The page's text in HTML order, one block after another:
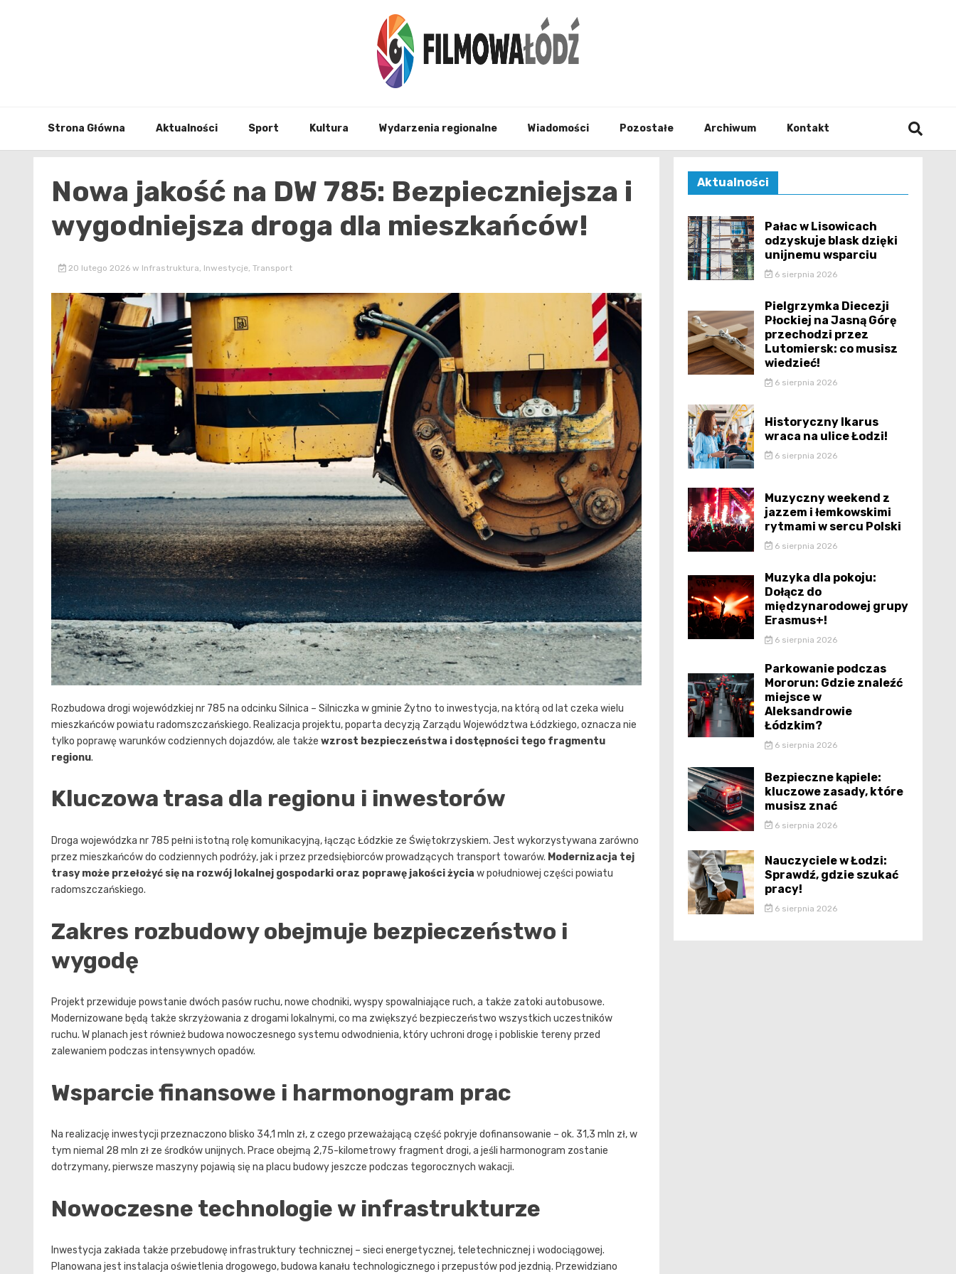
Strona Główna Aktualności Sport Kultura Wydarzenia regionalne Wiadomości Pozostałe Archiwum Kontakt
Nowa jakość na DW 785: Bezpieczniejsza i
wygodniejsza droga dla mieszkańców!
20 lutego 2026 w Infrastruktura, Inwestycje, Transport
Rozbudowa drogi wojewódzkiej nr 785 na odcinku Silnica – Silniczka w gminie Żytno to inwestycja, na którą od lat czeka wielu
mieszkańców powiatu radomszczańskiego. Realizacja projektu, poparta decyzją Zarządu Województwa Łódzkiego, oznacza nie
tylko poprawę warunków codziennych dojazdów, ale także wzrost bezpieczeństwa i dostępności tego fragmentu
regionu.
Kluczowa trasa dla regionu i inwestorów
Droga wojewódzka nr 785 pełni istotną rolę komunikacyjną, łącząc Łódzkie ze Świętokrzyskiem. Jest wykorzystywana zarówno
przez mieszkańców do codziennych podróży, jak i przez przedsiębiorców prowadzących transport towarów. Modernizacja tej
trasy może przełożyć się na rozwój lokalnej gospodarki oraz poprawę jakości życia w południowej części powiatu
radomszczańskiego.
Zakres rozbudowy obejmuje bezpieczeństwo i
wygodę
Projekt przewiduje powstanie dwóch pasów ruchu, nowe chodniki, wyspy spowalniające ruch, a także zatoki autobusowe.
Modernizowane będą także skrzyżowania z drogami lokalnymi, co ma zwiększyć bezpieczeństwo wszystkich uczestników
ruchu. W planach jest również budowa nowoczesnego systemu odwodnienia, który uchroni drogę i pobliskie tereny przed
zalewaniem podczas intensywnych opadów.
Wsparcie finansowe i harmonogram prac
Na realizację inwestycji przeznaczono blisko 34,1 mln zł, z czego przeważającą część pokryje dofinansowanie – ok. 31,3 mln zł, w
tym niemal 28 mln zł ze środków unijnych. Prace obejmą 2,75-kilometrowy fragment drogi, a jeśli harmonogram zostanie
dotrzymany, pierwsze maszyny pojawią się na placu budowy jeszcze podczas tegorocznych wakacji.
Nowoczesne technologie w infrastrukturze
Inwestycja zakłada także przebudowę infrastruktury technicznej – sieci energetycznej, teletechnicznej i wodociągowej.
Planowana jest instalacja oświetlenia drogowego, budowa kanału technologicznego i przepustów pod jezdnią. Przewidziano
Aktualności
Pałac w Lisowicach
odzyskuje blask dzięki
unijnemu wsparciu
6 sierpnia 2026
Pielgrzymka Diecezji
Płockiej na Jasną Górę
przechodzi przez
Lutomiersk: co musisz
wiedzieć!
6 sierpnia 2026
Historyczny Ikarus
wraca na ulice Łodzi!
6 sierpnia 2026
Muzyczny weekend z
jazzem i łemkowskimi
rytmami w sercu Polski
6 sierpnia 2026
Muzyka dla pokoju:
Dołącz do
międzynarodowej grupy
Erasmus+!
6 sierpnia 2026
Parkowanie podczas
Mororun: Gdzie znaleźć
miejsce w
Aleksandrowie
Łódzkim?
6 sierpnia 2026
Bezpieczne kąpiele:
kluczowe zasady, które
musisz znać
6 sierpnia 2026
Nauczyciele w Łodzi:
Sprawdź, gdzie szukać
pracy!
6 sierpnia 2026